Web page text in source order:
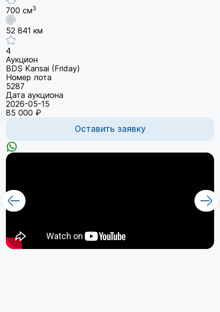
700 см3
52 841 км
4
Аукцион
BDS Kansai (Friday)
Номер лота
5287
Дата аукциона
2026-05-15
85 000 ₽
Оставить заявку